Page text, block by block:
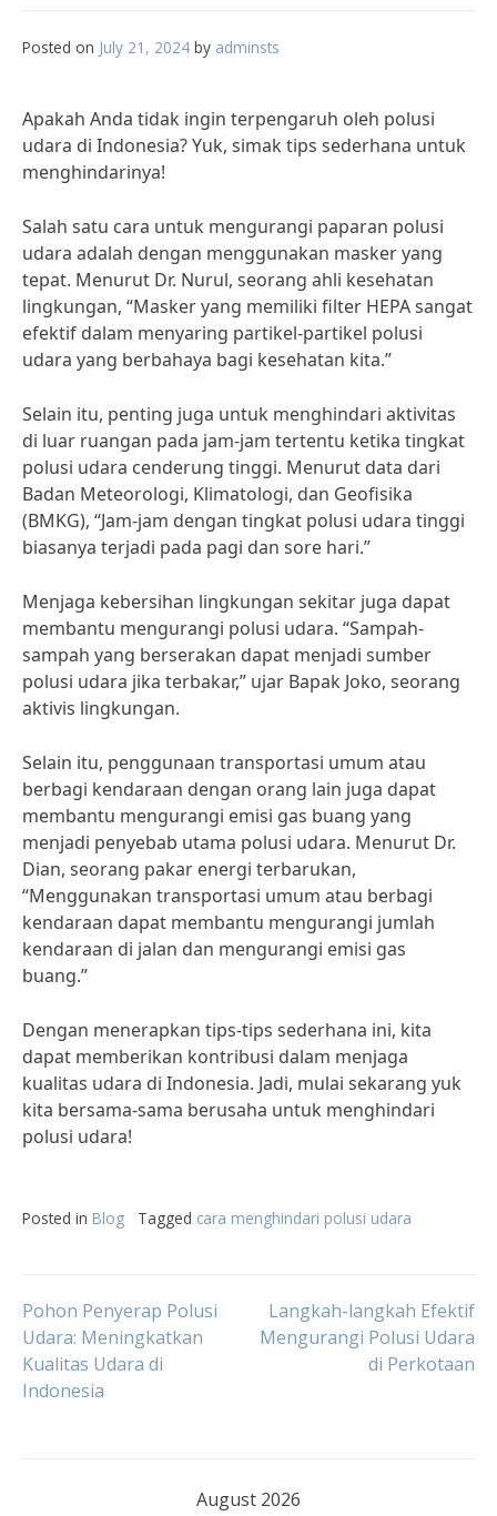
Posted on July 21, 2024 by adminsts
Apakah Anda tidak ingin terpengaruh oleh polusi
udara di Indonesia? Yuk, simak tips sederhana untuk
menghindarinya!
Salah satu cara untuk mengurangi paparan polusi
udara adalah dengan menggunakan masker yang
tepat. Menurut Dr. Nurul, seorang ahli kesehatan
lingkungan, “Masker yang memiliki filter HEPA sangat
efektif dalam menyaring partikel-partikel polusi
udara yang berbahaya bagi kesehatan kita.”
Selain itu, penting juga untuk menghindari aktivitas
di luar ruangan pada jam-jam tertentu ketika tingkat
polusi udara cenderung tinggi. Menurut data dari
Badan Meteorologi, Klimatologi, dan Geofisika
(BMKG), “Jam-jam dengan tingkat polusi udara tinggi
biasanya terjadi pada pagi dan sore hari.”
Menjaga kebersihan lingkungan sekitar juga dapat
membantu mengurangi polusi udara. “Sampah-
sampah yang berserakan dapat menjadi sumber
polusi udara jika terbakar,” ujar Bapak Joko, seorang
aktivis lingkungan.
Selain itu, penggunaan transportasi umum atau
berbagi kendaraan dengan orang lain juga dapat
membantu mengurangi emisi gas buang yang
menjadi penyebab utama polusi udara. Menurut Dr.
Dian, seorang pakar energi terbarukan,
“Menggunakan transportasi umum atau berbagi
kendaraan dapat membantu mengurangi jumlah
kendaraan di jalan dan mengurangi emisi gas
buang.”
Dengan menerapkan tips-tips sederhana ini, kita
dapat memberikan kontribusi dalam menjaga
kualitas udara di Indonesia. Jadi, mulai sekarang yuk
kita bersama-sama berusaha untuk menghindari
polusi udara!
Posted in Blog Tagged cara menghindari polusi udara
Post
navigation
Pohon Penyerap Polusi
Udara: Meningkatkan
Kualitas Udara di
Indonesia
Langkah-langkah Efektif
Mengurangi Polusi Udara
di Perkotaan
August 2026